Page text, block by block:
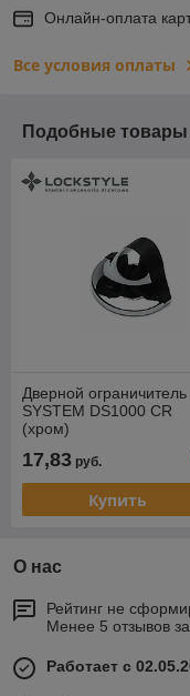
Онлайн-оплата
Все условия оплаты
Подобные товары
Дверной ограничитель
SYSTEM DS1000 CR
(хром)
17,83 руб.
Купить
О нас
Рейтинг не
Менее 5 отзывов
Работает с